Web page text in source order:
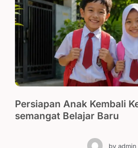
Persiapan Anak Kembali
semangat Belajar Baru
byadmin